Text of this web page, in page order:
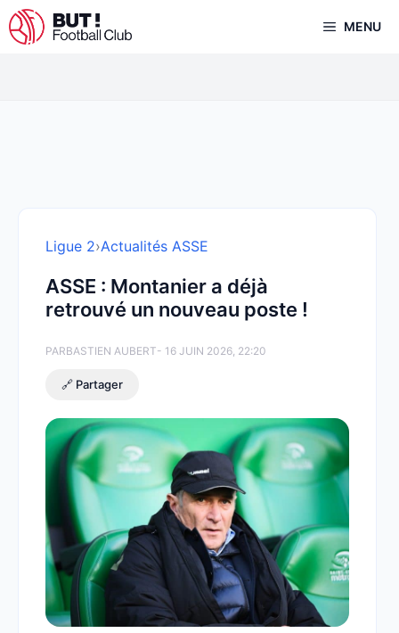
Aller
au
MENU
Ligue 2›Actualités ASSE
ASSE : Montanier a déjà
retrouvé un nouveau poste !
PARBASTIEN AUBERT- 16 JUIN 2026, 22:20
🔗 Partager